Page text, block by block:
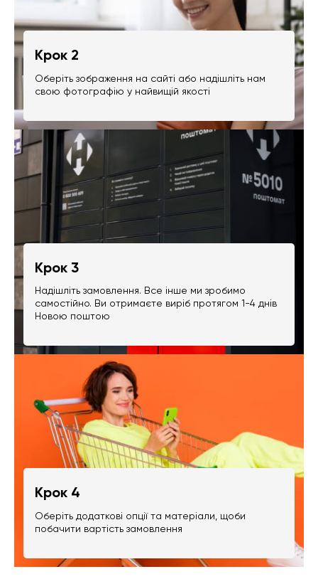
Крок 2
Оберіть зображення на сайті або надішліть нам
свою фотографію у найвищій якості
Крок 3
Надішліть замовлення. Все інше ми зробимо
самостійно. Ви отримаєте виріб протягом 1-4 днів
Новою поштою
Крок 4
Оберіть додаткові опції та матеріали, щоби
побачити вартість замовлення